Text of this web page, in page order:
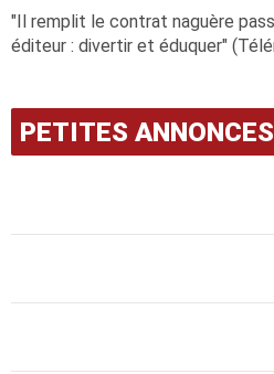
"Il remplit le contrat naguère
éditeur : divertir et éduquer"
PETITES ANNONCES